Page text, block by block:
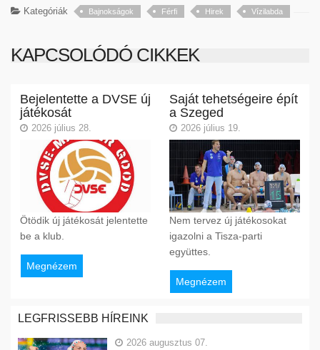
Kategóriák Bajnokságok Férfi Hirek Vízilabda
KAPCSOLÓDÓ CIKKEK
Bejelentette a DVSE új
játékosát
2026 július 28.
Ötödik új játékosát jelentette
be a klub.
Megnézem
Saját tehetségeire épít
a Szeged
2026 július 19.
Nem tervez új játékosokat
igazolni a Tisza-parti
együttes.
Megnézem
LEGFRISSEBB HÍREINK
2026 augusztus 07.